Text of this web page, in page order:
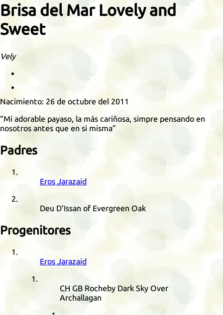
Brisa del Mar Lovely and
Sweet
Vely
Nacimiento: 26 de octubre del 2011
Mi adorable payaso, la más cariñosa, simpre pensando en
nosotros antes que en si misma
Padres
Eros Jarazaid
Deu D'Issan of Evergreen Oak
Progenitores
Eros Jarazaid
CH GB Rocheby Dark Sky Over
Archallagan